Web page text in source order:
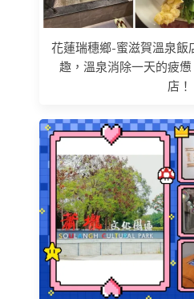
花蓮瑞穗鄉-蜜滋賀溫泉飯
趣，溫泉消除一天的疲
店！